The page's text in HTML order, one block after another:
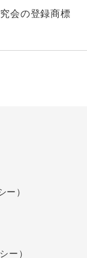
会の登録商標
ー）
ー）